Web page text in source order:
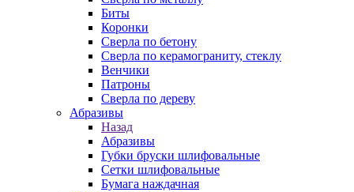
Биты
Коронки
Сверла по бетону
Сверла по керамограниту, стеклу
Венчики
Патроны
Сверла по дереву
Абразивы
Назад
Абразивы
Губки бруски шлифовальные
Сетки шлифовальные
Бумага наждачная